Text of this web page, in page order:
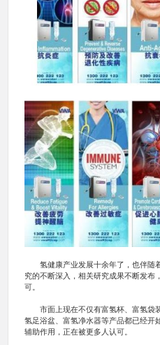
氢健康产业发展十余年了，也伴随
究的不断深入，相关研究成果不断发布
可。
市面上现在不仅有富氢杯、富氢袋
氢足浴盆、富氢净水器等产品都已经开
辅助作用，正在被更多人认可。